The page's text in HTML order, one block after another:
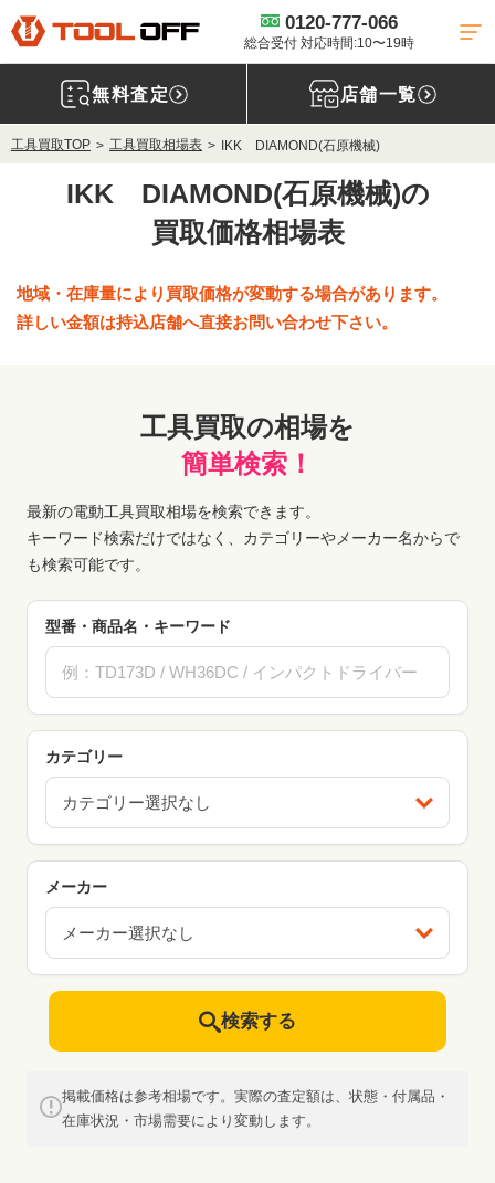
0120-777-066
総合受付 対応時間:10〜19時
無料査定 店舗一覧
工具買取TOP 工具買取相場表 IKK DIAMOND(石原機械)
IKK DIAMOND(石原機械)の
買取価格相場表
地域・在庫量により買取価格が変動する場合があります。
詳しい金額は持込店舗へ直接お問い合わせ下さい。
工具買取の相場を
簡単検索！
最新の電動工具買取相場を検索できます。
キーワード検索だけではなく、カテゴリーやメーカー名からで
も検索可能です。
型番・商品名・キーワード
カテゴリー
カテゴリー選択なし
メーカー
メーカー選択なし
検索する
掲載価格は参考相場です。実際の査定額は、状態・付属品・
在庫状況・市場需要により変動します。